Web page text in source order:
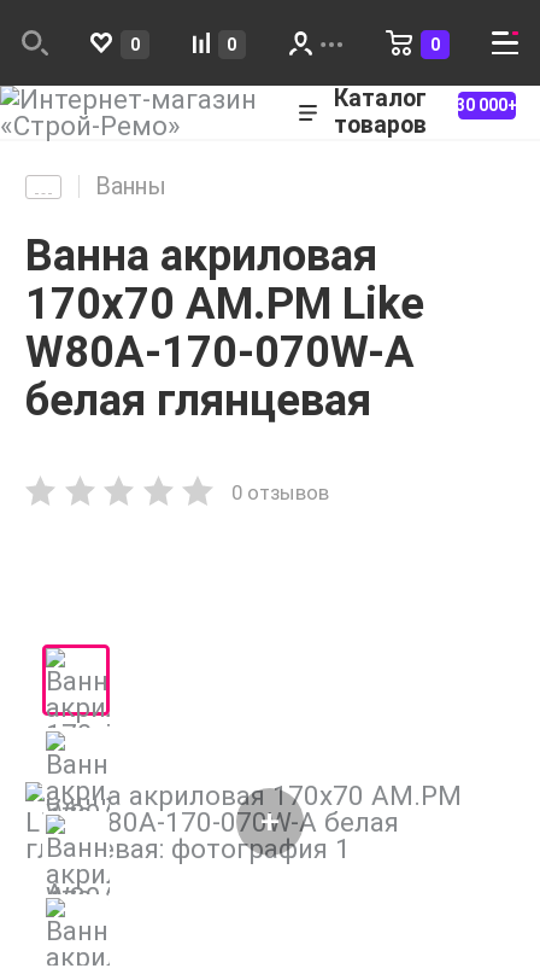
0 0 0
Каталог
товаров
30 000+
Ванны
Ванна акриловая
170x70 AM.PM Like
W80A-170-070W-A
белая глянцевая
0 отзывов